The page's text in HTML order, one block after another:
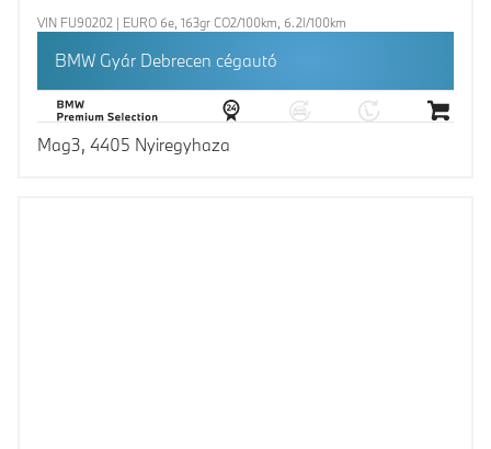
VIN FU90202 | EURO 6e, 163gr CO2/100km, 6.2l/100km
BMW Gyár Debrecen cégautó
Mag3, 4405 Nyiregyhaza